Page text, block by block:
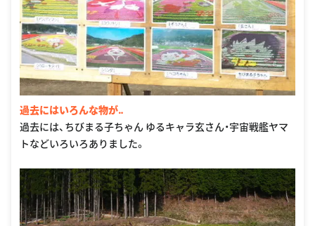
過去にはいろんな物が‥
過去には、ちびまる子ちゃん ゆるキャラ玄さん・宇宙戦艦ヤマ
トなどいろいろありました。